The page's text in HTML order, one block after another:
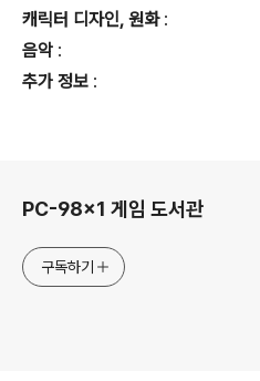
캐릭터 디자인, 원화:
음악 :
추가 정보 :
PC-98x1 게임 도서관
구독하기